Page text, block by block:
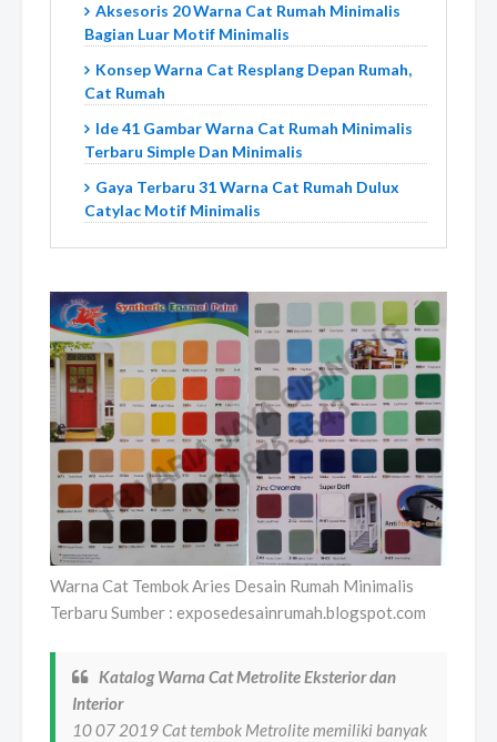
Aksesoris 20 Warna Cat Rumah Minimalis
Bagian Luar Motif Minimalis
Konsep Warna Cat Resplang Depan Rumah,
Cat Rumah
Ide 41 Gambar Warna Cat Rumah Minimalis
Terbaru Simple Dan Minimalis
Gaya Terbaru 31 Warna Cat Rumah Dulux
Catylac Motif Minimalis
Warna Cat Tembok Aries Desain Rumah Minimalis
Terbaru Sumber : exposedesainrumah.blogspot.com
Katalog Warna Cat Metrolite Eksterior dan
Interior
10 07 2019 Cat tembok Metrolite memiliki banyak